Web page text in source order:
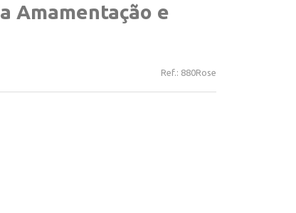
Amamentação e
Ref.: 880Rose